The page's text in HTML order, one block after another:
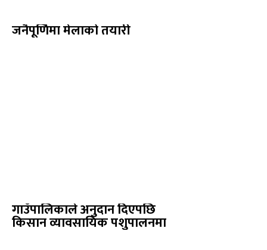
जनैपूर्णिमा मेलाको तयारी
गाउँपालिकाले अनुदान दिएपछि
किसान व्यावसायिक पशुपालनमा